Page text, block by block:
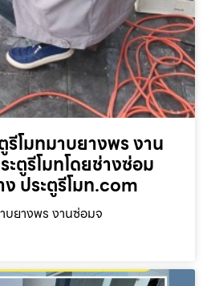
รีโมทมาบยางพร งาน
ตูรีโมทโดยช่างซ่อม
ง ประตูรีโมท.com
บยางพร งานซ่อมจ